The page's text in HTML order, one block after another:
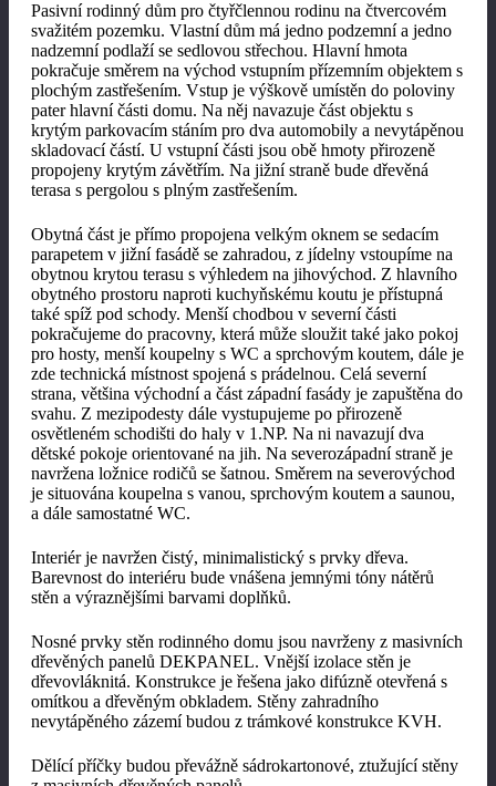
Pasivní rodinný dům pro čtyřčlennou rodinu na čtvercovém
svažitém pozemku. Vlastní dům má jedno podzemní a jedno
nadzemní podlaží se sedlovou střechou. Hlavní hmota
pokračuje směrem na východ vstupním přízemním objektem s
plochým zastřešením. Vstup je výškově umístěn do poloviny
pater hlavní části domu. Na něj navazuje část objektu s
krytým parkovacím stáním pro dva automobily a nevytápěnou
skladovací částí. U vstupní části jsou obě hmoty přirozeně
propojeny krytým závětřím. Na jižní straně bude dřevěná
terasa s pergolou s plným zastřešením.
Obytná část je přímo propojena velkým oknem se sedacím
parapetem v jižní fasádě se zahradou, z jídelny vstoupíme na
obytnou krytou terasu s výhledem na jihovýchod. Z hlavního
obytného prostoru naproti kuchyňskému koutu je přístupná
také spíž pod schody. Menší chodbou v severní části
pokračujeme do pracovny, která může sloužit také jako pokoj
pro hosty, menší koupelny s WC a sprchovým koutem, dále je
zde technická místnost spojená s prádelnou. Celá severní
strana, většina východní a část západní fasády je zapuštěna do
svahu. Z mezipodesty dále vystupujeme po přirozeně
osvětleném schodišti do haly v 1.NP. Na ni navazují dva
dětské pokoje orientované na jih. Na severozápadní straně je
navržena ložnice rodičů se šatnou. Směrem na severovýchod
je situována koupelna s vanou, sprchovým koutem a saunou,
a dále samostatné WC.
Interiér je navržen čistý, minimalistický s prvky dřeva.
Barevnost do interiéru bude vnášena jemnými tóny nátěrů
stěn a výraznějšími barvami doplňků.
Nosné prvky stěn rodinného domu jsou navrženy z masivních
dřevěných panelů DEKPANEL. Vnější izolace stěn je
dřevovláknitá. Konstrukce je řešena jako difúzně otevřená s
omítkou a dřevěným obkladem. Stěny zahradního
nevytápěného zázemí budou z trámkové konstrukce KVH.
Dělící příčky budou převážně sádrokartonové, ztužující stěny